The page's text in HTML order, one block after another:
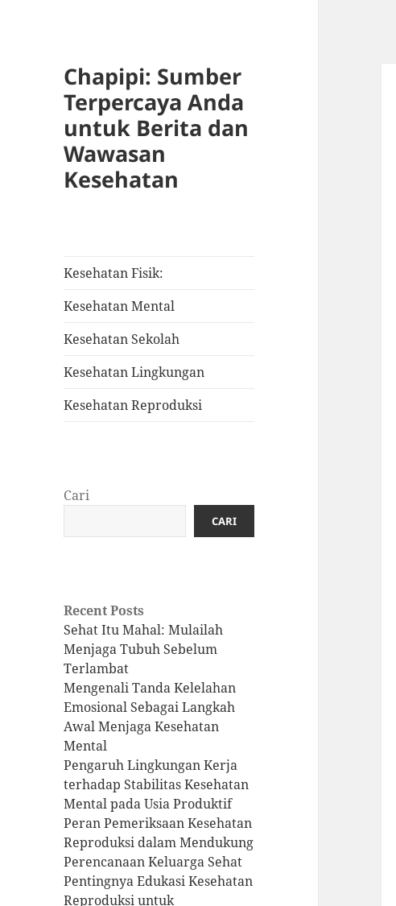
Chapipi: Sumber
Terpercaya Anda
untuk Berita dan
Wawasan
Kesehatan
Kesehatan Fisik:
Kesehatan Mental
Kesehatan Sekolah
Kesehatan Lingkungan
Kesehatan Reproduksi
Cari
CARI
Recent Posts
Sehat Itu Mahal: Mulailah
Menjaga Tubuh Sebelum
Terlambat
Mengenali Tanda Kelelahan
Emosional Sebagai Langkah
Awal Menjaga Kesehatan
Mental
Pengaruh Lingkungan Kerja
terhadap Stabilitas Kesehatan
Mental pada Usia Produktif
Peran Pemeriksaan Kesehatan
Reproduksi dalam Mendukung
Perencanaan Keluarga Sehat
Pentingnya Edukasi Kesehatan
Reproduksi untuk